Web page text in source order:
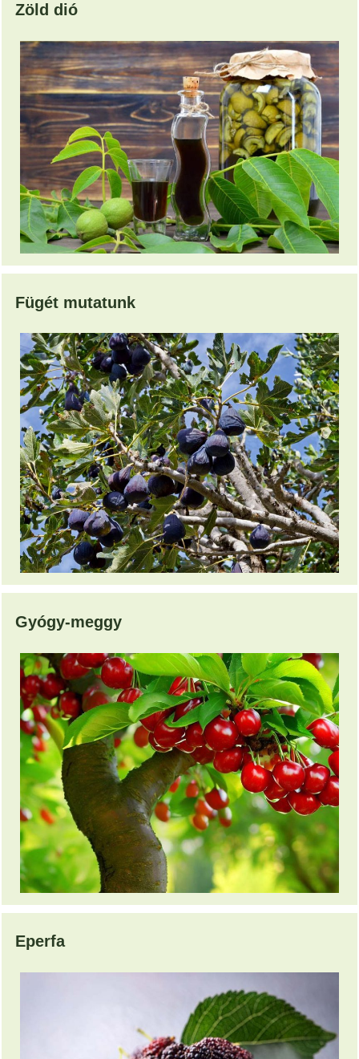
Zöld dió
Fügét mutatunk
Gyógy-meggy
Eperfa